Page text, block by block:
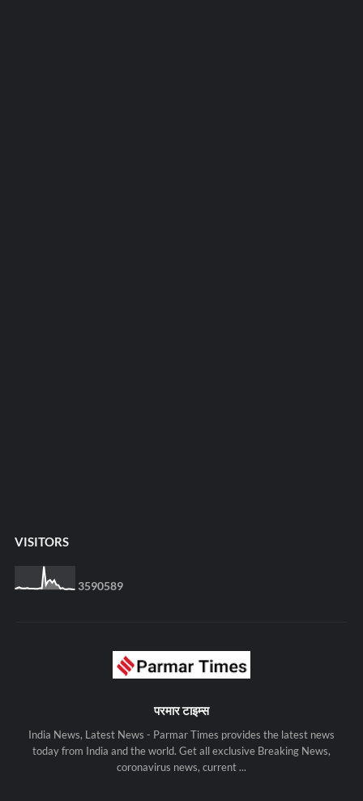
VISITORS
3590589
परमार टाइम्स
India News, Latest News - Parmar Times provides the latest news
today from India and the world. Get all exclusive Breaking News,
coronavirus news, current ...